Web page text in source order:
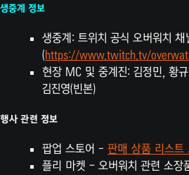
생중계 정보
생중계: 트위치 공식 오버워치 채
(https://www.twitch.tv/
현장 MC 및 중계진: 김정민, 황
김진영(빈본)
행사 관련 정보
팝업 스토어 - 판매 상품 리스트
플리 마켓 – 오버워치 관련 소장